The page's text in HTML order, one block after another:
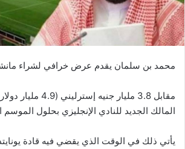
محمد بن سلمان يقدم عرض خرافي لشراء
مقابل 3.8 مليار
المالك الجديد للنادي الإنجليزي بحلول الموسم
يأتي ذلك في الوقت الذي يقضي فيه قادة